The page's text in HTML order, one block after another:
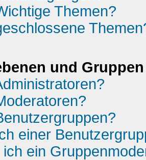
Themen?
und Gruppen
einer
ein